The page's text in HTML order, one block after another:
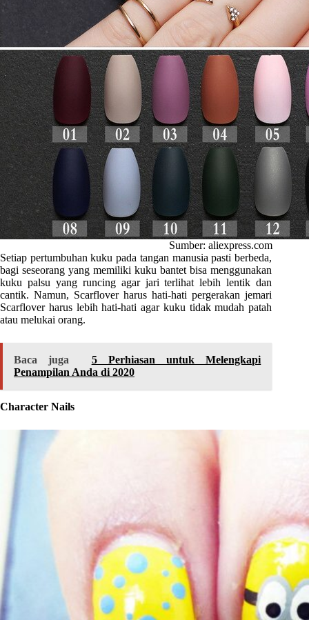
Sumber: aliexpress.com
Setiap pertumbuhan kuku pada tangan manusia pasti berbeda,
bagi seseorang yang memiliki kuku bantet bisa menggunakan
kuku palsu yang runcing agar jari terlihat lebih lentik dan
cantik. Namun, Scarflover harus hati-hati pergerakan jemari
Scarflover harus lebih hati-hati agar kuku tidak mudah patah
atau melukai orang.
Baca juga
5 Perhiasan untuk Melengkapi
Penampilan Anda di 2020
Character Nails